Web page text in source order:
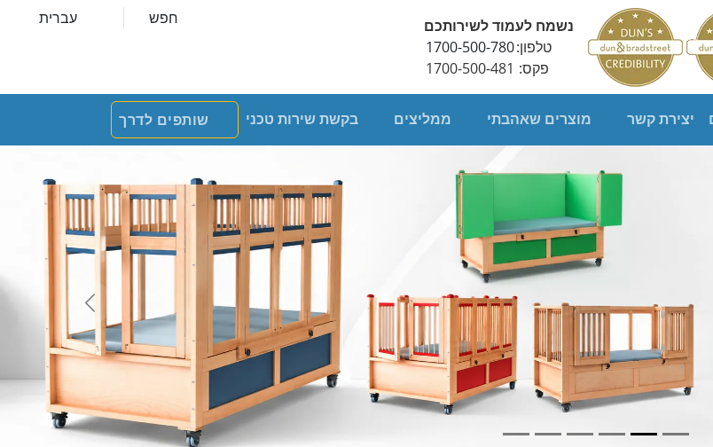
נשמח לעמוד לשירותכם
טלפון:1700-500-780
פקס: 1700-500-481
יצירת קשר מוצרים שאהבתי ממליצים בקשת שירות טכני שותפים לדרך
לילדים
Next